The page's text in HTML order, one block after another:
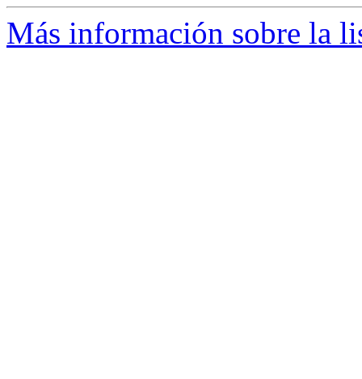
Más información sobre la